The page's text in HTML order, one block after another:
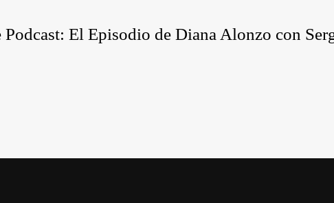
El Episodio de Diana Alonzo con